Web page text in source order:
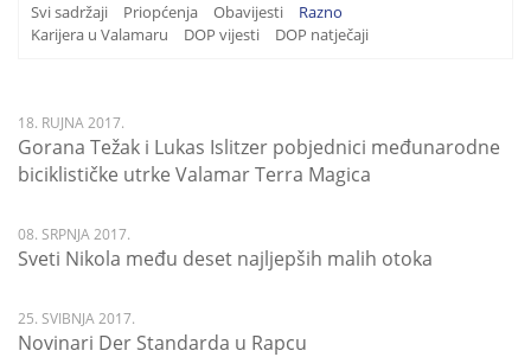
Svi sadržaji Priopćenja Obavijesti
Razno
Karijera u Valamaru
DOP vijesti DOP natječaji
18. RUJNA 2017.
Gorana Težak i Lukas Islitzer pobjednici međunarodne
biciklističke utrke Valamar Terra Magica
08. SRPNJA 2017.
Sveti Nikola među deset najljepših malih otoka
25. SVIBNJA 2017.
Novinari Der Standarda u Rapcu